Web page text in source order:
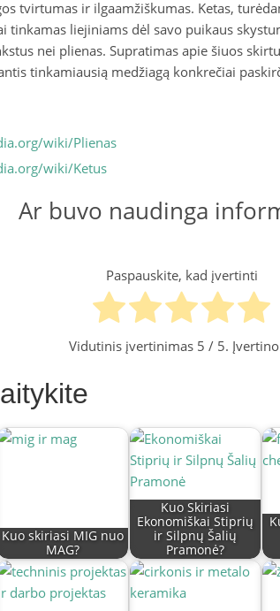
tvirtumas ir ilgaamžiškumas. Ketas,
tinkamas liejiniams dėl savo puikaus
nei plienas. Supratimas apie šiuos
tinkamiausią medžiagą konkrečiai
wiki/Plienas
wiki/Ketus
Ar buvo naudinga
Paspauskite, kad įvertinti
Vidutinis įvertinimas 5 / 5.
Kuo skiriasi MIG nuo
MAG?
Kuo Skiriasi
Ekonomiškai Stiprių
ir Silpnų Šalių
Pramonė?